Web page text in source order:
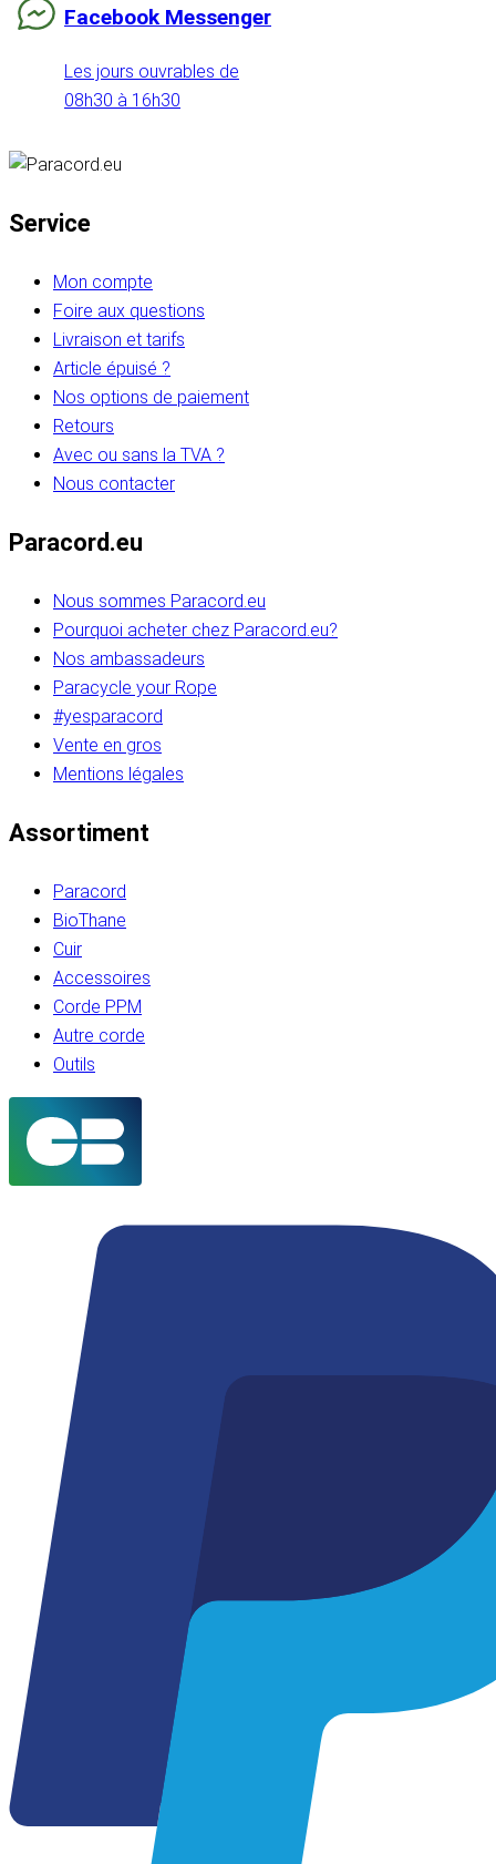
Facebook Messenger
Les jours ouvrables de
08h30 à 16h30
Service
Mon compte
Foire aux questions
Livraison et tarifs
Article épuisé ?
Nos options de paiement
Retours
Avec ou sans la TVA ?
Nous contacter
Paracord.eu
Nous sommes Paracord.eu
Pourquoi acheter chez Paracord.eu?
Nos ambassadeurs
Paracycle your Rope
#yesparacord
Vente en gros
Mentions légales
Assortiment
Paracord
BioThane
Cuir
Accessoires
Corde PPM
Autre corde
Outils